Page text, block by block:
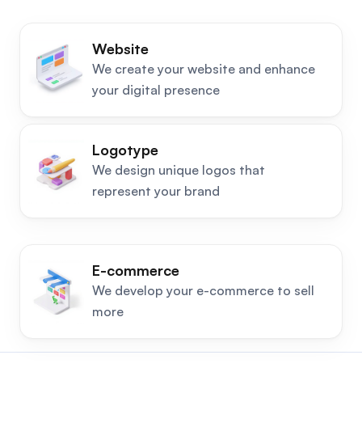
Website
We create your website and enhance
your digital presence
Logotype
We design unique logos that
represent your brand
E-commerce
We develop your e-commerce to sell
more